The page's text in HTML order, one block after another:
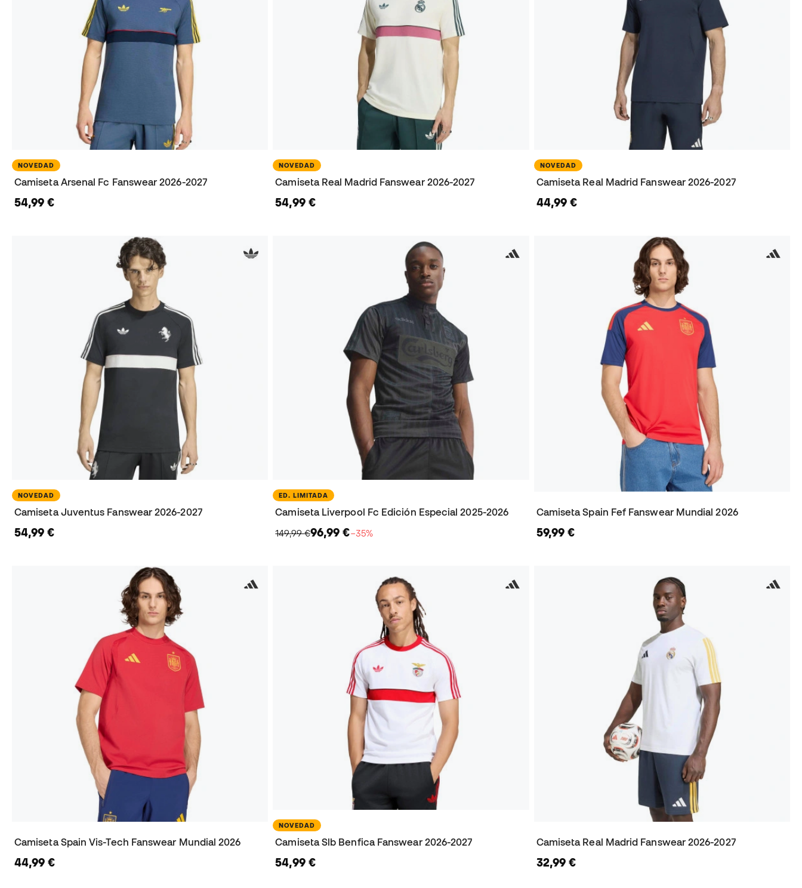
NOVEDAD
Camiseta Arsenal Fc Fanswear 2026-2027
54,99 €
NOVEDAD
Camiseta Real Madrid Fanswear 2026-2027
54,99 €
NOVEDAD
Camiseta Real Madrid Fanswear 2026-2027
44,99 €
NOVEDAD
Camiseta Juventus Fanswear 2026-2027
54,99 €
ED. LIMITADA
Camiseta Liverpool Fc Edición Especial 2025-2026
149,99 €96,99 €−35%
Camiseta Spain Fef Fanswear Mundial 2026
59,99 €
Camiseta Spain Vis-Tech Fanswear Mundial 2026
44,99 €
NOVEDAD
Camiseta Slb Benfica Fanswear 2026-2027
54,99 €
Camiseta Real Madrid Fanswear 2026-2027
32,99 €